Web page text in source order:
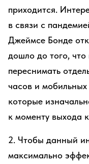
приходится.
в связи с
Джеймсе Бонде
дошло до того,
переснимать
часов и
которые
к моменту выхода
2. Чтобы данный
максимально